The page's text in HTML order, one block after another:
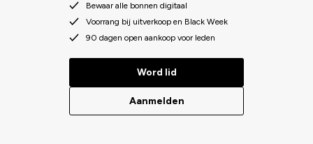
Bewaar alle bonnen digitaal
Voorrang bij uitverkoop en Black Week
90 dagen open aankoop voor leden
Word lid
Aanmelden